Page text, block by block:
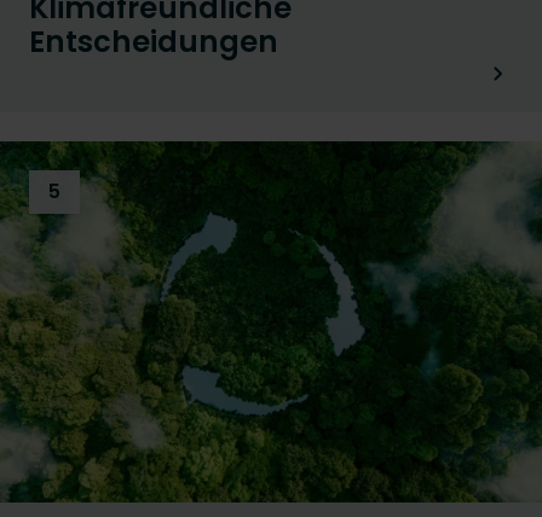
Klimafreundliche
Entscheidungen
5